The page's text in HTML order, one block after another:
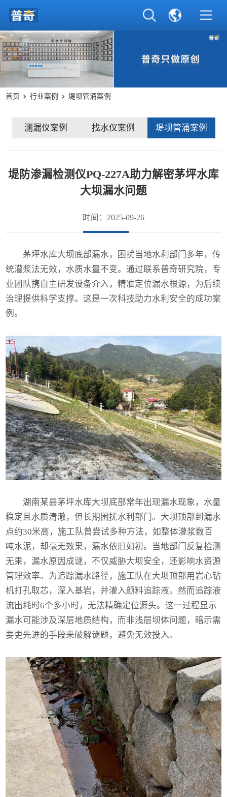
首页 行业案例 堤坝管涌案例
测漏仪案例 找水仪案例 堤坝管涌案例
堤防渗漏检测仪PQ-227A助力解密茅坪水库
大坝漏水问题
时间：2025-09-26
茅坪水库大坝底部漏水，困扰当地水利部门多年，传
统灌浆法无效，水质水量不变。通过联系普奇研究院，专
业团队携自主研发设备介入，精准定位漏水根源，为后续
治理提供科学支撑。这是一次科技助力水利安全的成功案
例。
湖南某县茅坪水库大坝底部常年出现漏水现象，水量
稳定且水质清澈，但长期困扰水利部门。大坝顶部到漏水
点约30米高，施工队曾尝试多种方法，如整体灌浆数百
吨水泥，却毫无效果，漏水依旧如初。当地部门反复检测
无果，漏水原因成谜，不仅威胁大坝安全，还影响水资源
管理效率。为追踪漏水路径，施工队在大坝顶部用岩心钻
机打孔取芯，深入基岩，并灌入颜料追踪液。然而追踪液
流出耗时6个多小时，无法精确定位源头。这一过程显示
漏水可能涉及深层地质结构，而非浅层坝体问题，暗示需
要更先进的手段来破解谜题，避免无效投入。